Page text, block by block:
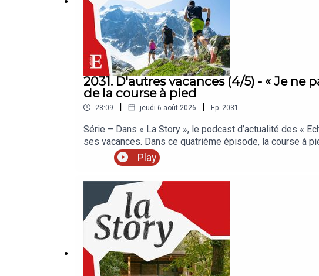
2031. D'autres vacances (4/5) - « Je ne
de la course à pied
28:09 | jeudi 6 août 2026 | Ep. 2031
Série – Dans « La Story », le podcast d’actualité des «
ses vacances. Dans ce quatrième épisode, la course à
vraiment l’essentiel ? La Sélection des Echos, c’est
Retrouvez nos meilleures offres réservées à nos
Réalisation : Nicolas Jean. Chargée de production et
: Ville d’Agde, Journal L’Agathois, extrait du film « Forrest
Play